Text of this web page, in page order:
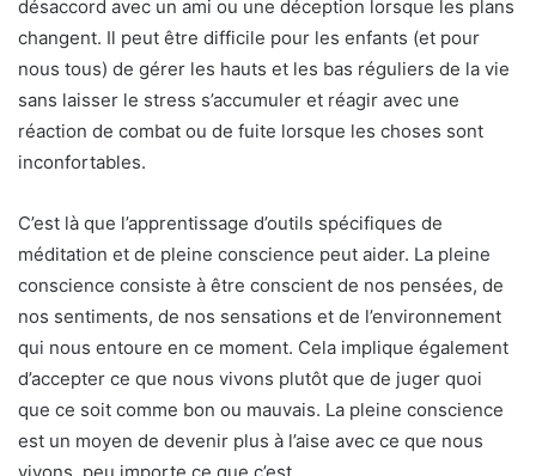
désaccord avec un ami ou une déception lorsque les plans
changent. Il peut être difficile pour les enfants (et pour
nous tous) de gérer les hauts et les bas réguliers de la vie
sans laisser le stress s’accumuler et réagir avec une
réaction de combat ou de fuite lorsque les choses sont
inconfortables.
C’est là que l’apprentissage d’outils spécifiques de
méditation et de pleine conscience peut aider. La pleine
conscience consiste à être conscient de nos pensées, de
nos sentiments, de nos sensations et de l’environnement
qui nous entoure en ce moment. Cela implique également
d’accepter ce que nous vivons plutôt que de juger quoi
que ce soit comme bon ou mauvais. La pleine conscience
est un moyen de devenir plus à l’aise avec ce que nous